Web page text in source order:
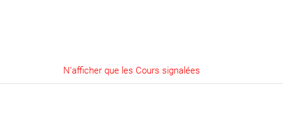
N’afficher que les Cours signalées